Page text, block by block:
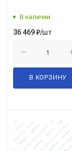
В наличии
36 469₽/шт
В КОРЗИНУ